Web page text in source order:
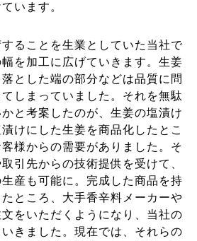
います。
ることを生業としていた当社で
を加工に広げていきます。生姜
とした端の部分などは品質に問
しまっていました。それを無駄
と考案したのが、生姜の塩漬け
けにした生姜を商品化したとこ
様からの需要がありました。そ
引先からの技術提供を受けて、
産も可能に。完成した商品を持
ところ、大手香辛料メーカーや
をいただくようになり、当社の
きました。現在では、それらの